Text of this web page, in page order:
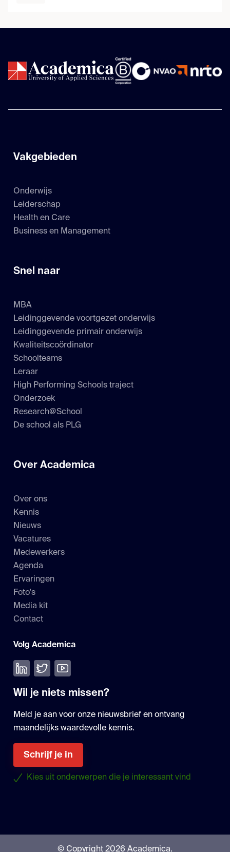
Vakgebieden
Onderwijs
Leiderschap
Health en Care
Business en Management
Snel naar
MBA
Leidinggevende voortgezet onderwijs
Leidinggevende primair onderwijs
Kwaliteitscoördinator
Schoolteams
Leraar
High Performing Schools traject
Onderzoek
Research@School
De school als PLG
Over Academica
Over ons
Kennis
Nieuws
Vacatures
Medewerkers
Agenda
Ervaringen
Foto's
Media kit
Contact
Volg Academica
Volg ons op LinkedIn
Volg ons op Twitter
Bekijk onze YouTube
Wil je niets missen?
Meld je aan voor onze nieuwsbrief en ontvang
maandelijks waardevolle kennis.
Schrijf je in
Kies uit onderwerpen die je interessant vind
© Copyright 2026 Academica.